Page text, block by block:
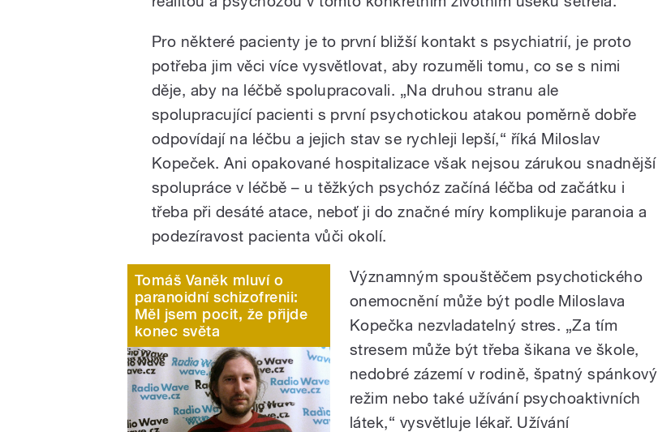
Pro některé pacienty je to první bližší kontakt s psychiatrií, je proto
potřeba jim věci více vysvětlovat, aby rozuměli tomu, co se s nimi
děje, aby na léčbě spolupracovali. „Na druhou stranu ale
spolupracující pacienti s první psychotickou atakou poměrně dobře
odpovídají na léčbu a jejich stav se rychleji lepší,“ říká Miloslav
Kopeček. Ani opakované hospitalizace však nejsou zárukou snadnější
spolupráce v léčbě – u těžkých psychóz začíná léčba od začátku i
třeba při desáté atace, neboť ji do značné míry komplikuje paranoia a
podezíravost pacienta vůči okolí.
Tomáš Vaněk mluví o
paranoidní schizofrenii:
Měl jsem pocit, že přijde
konec světa
Významným spouštěčem psychotického
onemocnění může být podle Miloslava
Kopečka nezvladatelný stres. „Za tím
stresem může být třeba šikana ve škole,
nedobré zázemí v rodině, špatný spánkový
režim nebo také užívání psychoaktivních
látek,“ vysvětluje lékař. Užívání